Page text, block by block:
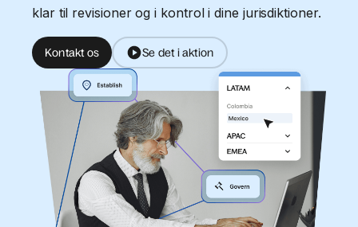
klar til revisioner og i kontrol i dine jurisdiktioner.
Kontakt os Se det i aktion